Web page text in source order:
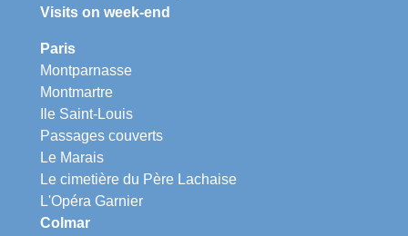
Visits on week-end
Paris
Montparnasse
Montmartre
Ile Saint-Louis
Passages couverts
Le Marais
Le cimetière du Père Lachaise
L'Opéra Garnier
Colmar